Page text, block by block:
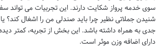
سوی خدمه پرواز شکایت دارند. این تجربیات می
شنیدن جملاتی نظیر چرا باید صندلی من را اشغال
جدی به همراه داشته باشد. این بخش از تجربه، کمتر
دارای اضافه وزن موثر است.